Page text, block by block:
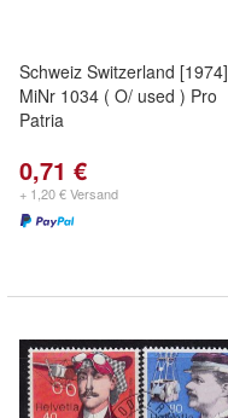
Schweiz Switzerland [1974]
MiNr 1034 ( O/ used ) Pro
Patria
0,71 €
+ 1,20 € Versand